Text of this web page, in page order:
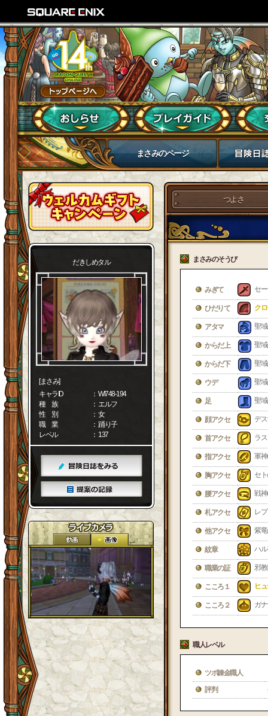
まさみのページ
だきしめタル
[まさみ]
キャラID
： WI748-194
種 族
： エルフ
性 別
： 女
職 業
： 踊り子
レベル
： 137
つよさ
まさみのそうび
みぎて セ
ひだりて ク
アタマ 聖
からだ上 聖
からだ下 聖
ウデ 聖
足 聖
顔アクセ デ
首アクセ ラ
指アクセ 軍
胸アクセ セ
腰アクセ 戦
札アクセ レ
他アクセ 紫
紋章 ハ
職業の証 邪
こころ１ ヒ
こころ２ ガ
職人レベル
ツボ錬金職人
評判